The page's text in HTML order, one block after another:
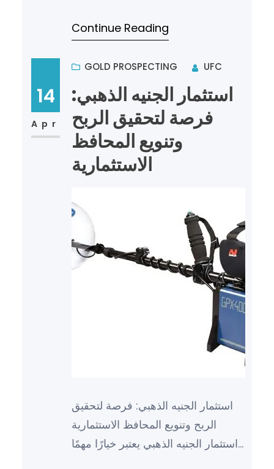
Continue Reading
14
Apr
GOLD PROSPECTING UFC
استثمار الجنيه الذهبي:
فرصة لتحقيق الربح
وتنويع المحافظ
الاستثمارية
استثمار الجنيه الذهبي: فرصة لتحقيق
الربح وتنويع المحافظ الاستثمارية
استثمار الجنيه الذهبي يعتبر خيارًا مهمًا